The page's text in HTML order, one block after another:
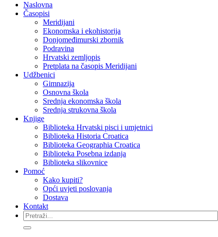
Naslovna
Časopisi
Meridijani
Ekonomska i ekohistorija
Donjomeđimurski zbornik
Podravina
Hrvatski zemljopis
Pretplata na časopis Meridijani
Udžbenici
Gimnazija
Osnovna škola
Srednja ekonomska škola
Srednja strukovna škola
Knjige
Biblioteka Hrvatski pisci i umjetnici
Biblioteka Historia Croatica
Biblioteka Geographia Croatica
Biblioteka Posebna izdanja
Biblioteka slikovnice
Pomoć
Kako kupiti?
Opći uvjeti poslovanja
Dostava
Kontakt